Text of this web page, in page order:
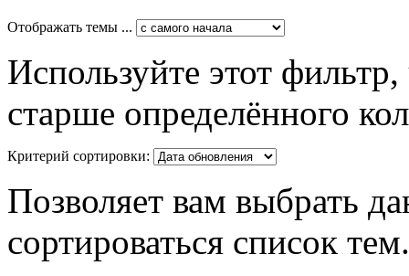
Отображать темы ...
Используйте этот
старше определённого
Критерий сортировки:
Позволяет вам выбрать
сортироваться список тем.